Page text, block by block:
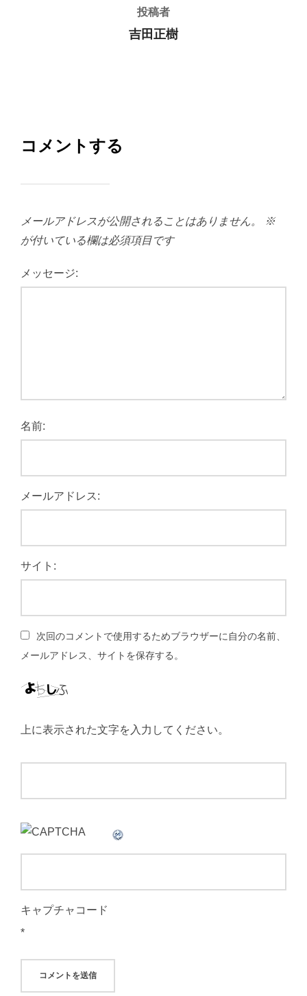
投稿者
吉田正樹
コメントする
メールアドレスが公開されることはありません。
※
が付いている欄は必須項目です
メッセージ:
名前:
メールアドレス:
サイト:
次回のコメントで使用するためブラウザーに自分の名前、
メールアドレス、サイトを保存する。
上に表示された文字を入力してください。
キャプチャコード
*